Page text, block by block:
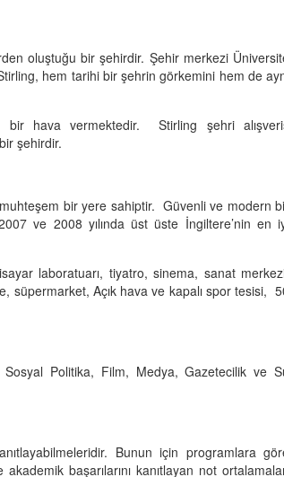
oluştuğu bir şehirdir. Şehir merkezi
hem tarihi bir şehrin görkemini hem de
hava vermektedir. Stirling şehri
şehirdir.
bir yere sahiptir. Güvenli ve modern
ve 2008 yılında üst üste İngiltere’nin en
laboratuarı, tiyatro, sinema, sanat
süpermarket, Açık hava ve kapalı spor tesisi,
Politika, Film, Medya, Gazetecilik ve
Bunun için programlara
başarılarını kanıtlayan not